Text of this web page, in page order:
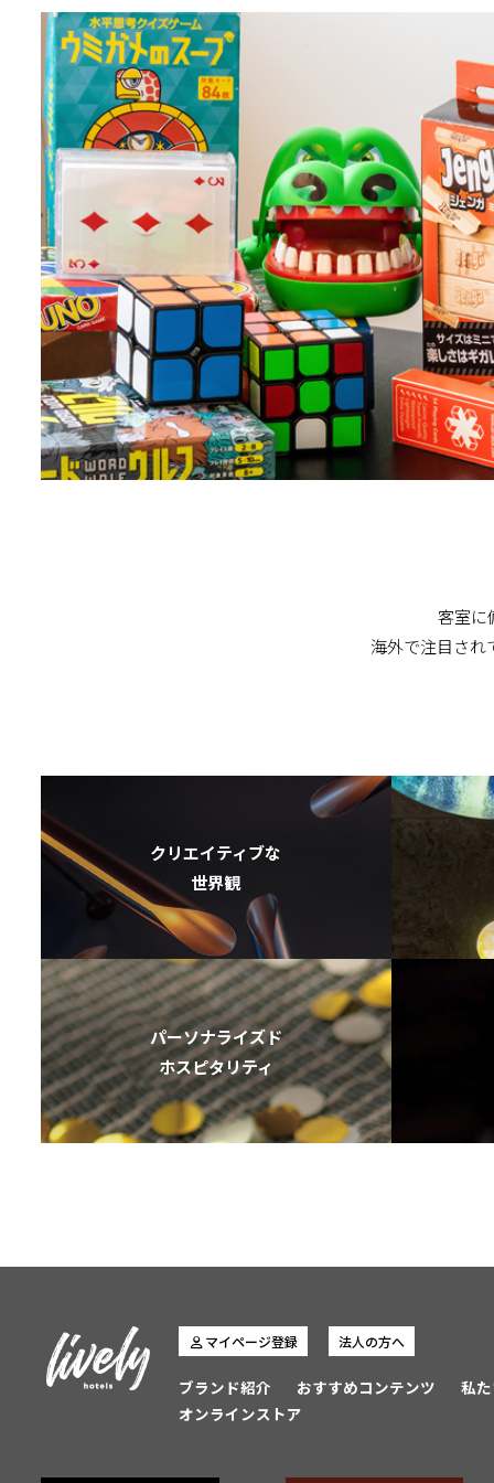
客室に
海外で注目され
クリエイティブな
世界観
パーソナライズド
ホスピタリティ
マイページ登録 法人の方へ
ブランド紹介 おすすめコンテンツ
私
オンラインストア